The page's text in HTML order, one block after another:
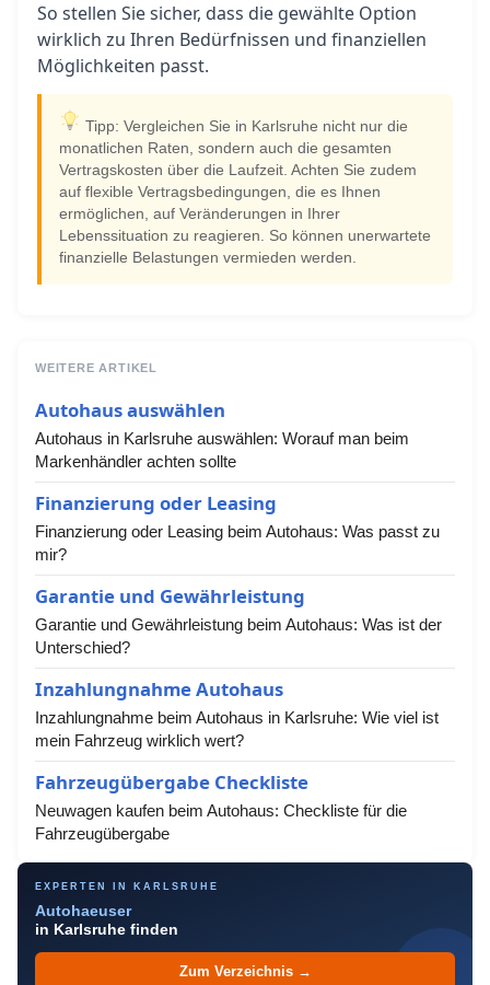
So stellen Sie sicher, dass die gewählte Option
wirklich zu Ihren Bedürfnissen und finanziellen
Möglichkeiten passt.
Tipp: Vergleichen Sie in Karlsruhe nicht nur die
monatlichen Raten, sondern auch die gesamten
Vertragskosten über die Laufzeit. Achten Sie zudem
auf flexible Vertragsbedingungen, die es Ihnen
ermöglichen, auf Veränderungen in Ihrer
Lebenssituation zu reagieren. So können unerwartete
finanzielle Belastungen vermieden werden.
WEITERE ARTIKEL
Autohaus auswählen
Autohaus in Karlsruhe auswählen: Worauf man beim
Markenhändler achten sollte
Finanzierung oder Leasing
Finanzierung oder Leasing beim Autohaus: Was passt zu
mir?
Garantie und Gewährleistung
Garantie und Gewährleistung beim Autohaus: Was ist der
Unterschied?
Inzahlungnahme Autohaus
Inzahlungnahme beim Autohaus in Karlsruhe: Wie viel ist
mein Fahrzeug wirklich wert?
Fahrzeugübergabe Checkliste
Neuwagen kaufen beim Autohaus: Checkliste für die
Fahrzeugübergabe
EXPERTEN IN KARLSRUHE
Autohaeuser
in Karlsruhe finden
Zum Verzeichnis →